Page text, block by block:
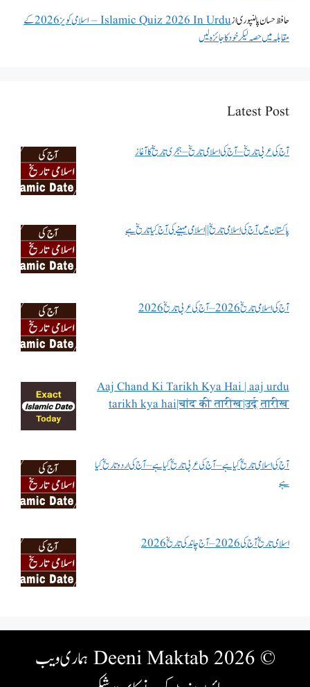
حافظ حسان پالنپوریاز
Islamic Quiz 2026 In Urdu – اسلامی کویز 2026 کے
مقابلہ میں حصہ لیکر خود کا جائزہ لیں
Latest Post
آج کی عربی تاریخ – آج کی اسلامی تاریخ – ہجری تاریخ کا آغاز
پاکستان میں آج کی اسلامی تاریخ || اسلامی مہینے کی آج کیا تاریخ ہے
آج کی اسلامی تاریخ 2026 – آج کی عربی تاریخ 2026
Aaj Chand Ki Tarikh Kya Hai | aaj urdu
tarikh kya hai|चांद की तारीख|उर्दू तारीख
آج کی اسلامی تاریخ کیا ہے – آج کی عربی تاریخ کیا ہے – آج کی اردو تاریخ کیا
ہے
اسلامی تاریخ آج کی 2026 – آج چاند کی تاریخ 2026
© 2026 Deeni Maktab
ہماری ویب